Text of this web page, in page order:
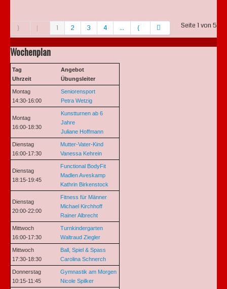
Seite 1 von 5
1 2 3 4 ...
Wochenplan
Tag
Uhrzeit
Angebot
Übungsleiter
Montag
14:30-16:00
Seniorensport
Petra Wetzig
Montag
16:00-18:30
Kunstturnen ab 6
Jahre
Juliane Hoffmann
Dienstag
16:00-17:30
Mutter-Vater-Kind
Vanessa Kehrein
Dienstag
18:15-19:45
Functional BodyFit
Madlen Aveskamp
Kathrin Birkenstock
Dienstag
20:00-22:00
Fitness für Männer
Michael Kirchhoff
Rainer Albrecht
Mittwoch
16:00-17:30
Turnkindergarten
Waltraud Ziegler
Mittwoch
17:30-18:30
Ball, Spiel & Spass
Carolina Schnerch
Donnerstag
10:15-11:45
Gymnastik am Morgen
Nicole Spilker